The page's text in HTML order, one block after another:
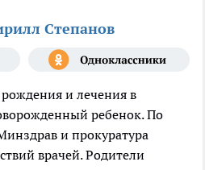
Степанов
и лечения в
ребенок. По
и прокуратура
врачей. Родители